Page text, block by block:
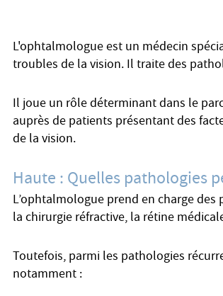
L'ophtalmologue est un médecin
troubles de la vision. Il traite des
Il joue un rôle déterminant dans le
auprès de patients présentant des
de la vision.
Haute : Quelles pathologies
L’ophtalmologue prend en charge
la chirurgie réfractive, la rétine
Toutefois, parmi les pathologies
notamment :